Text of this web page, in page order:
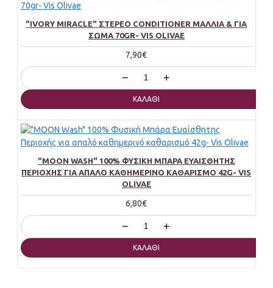
"IVORY MIRACLE" ΣΤΕΡΕΌ CONDITIONER ΜΑΛΛΙΆ & ΓΙΑ
ΣΏΜΑ 70GR- VIS OLIVAE
7,90€
− +
ΚΑΛΆΘΙ
"MOON WASH" 100% ΦΥΣΙΚΉ ΜΠΆΡΑ ΕΥΑΊΣΘΗΤΗΣ
ΠΕΡΙΟΧΉΣ ΓΙΑ ΑΠΑΛΌ ΚΑΘΗΜΕΡΙΝΌ ΚΑΘΑΡΙΣΜΌ 42G- VIS
OLIVAE
6,80€
− +
ΚΑΛΆΘΙ